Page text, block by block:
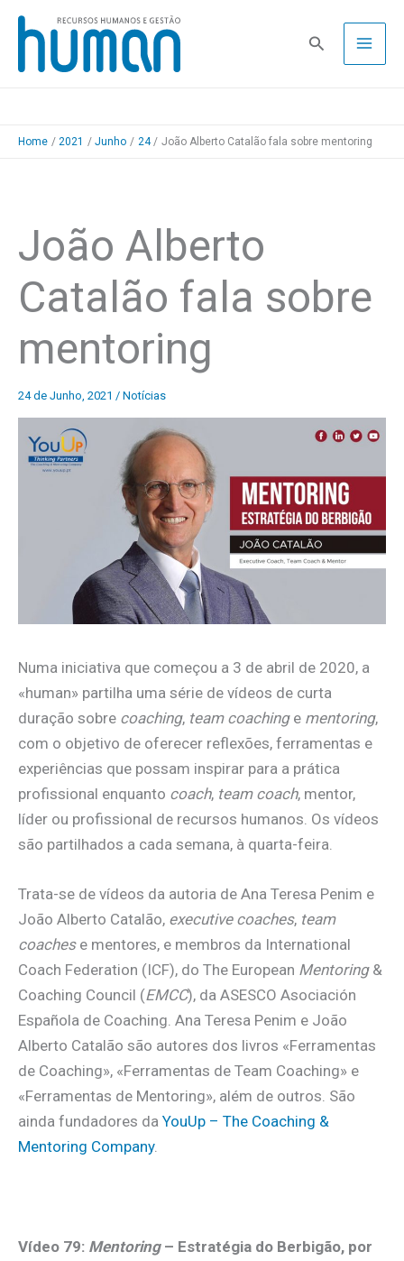
Skip
content
Pesquisa
Home 2021 Junho 24 João Alberto Catalão fala sobre mentoring
João Alberto
Catalão fala sobre
mentoring
24 de Junho, 2021 / Notícias
Numa iniciativa que começou a 3 de abril de 2020, a
«human» partilha uma série de vídeos de curta
duração sobre coaching, team coachinge mentoring,
com o objetivo de oferecer reflexões, ferramentas e
experiências que possam inspirar para a prática
profissional enquanto coach, team coach, mentor,
líder ou profissional de recursos humanos. Os vídeos
são partilhados a cada semana, à quarta-feira.
Trata-se de vídeos da autoria de Ana Teresa Penim e
João Alberto Catalão, executive coaches, team
coachese mentores, e membros da International
Coach Federation (ICF), do The European Mentoring&
Coaching Council (EMCC), da ASESCO Asociación
Española de Coaching. Ana Teresa Penim e João
Alberto Catalão são autores dos livros «Ferramentas
de Coaching», «Ferramentas de Team Coaching» e
«Ferramentas de Mentoring», além de outros. São
ainda fundadores da YouUp – The Coaching &
Mentoring Company.
Vídeo 79: Mentoring– Estratégia do Berbigão, por